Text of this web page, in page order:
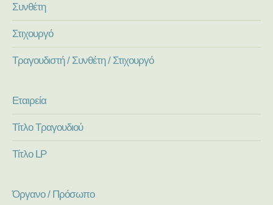
Συνθέτη
Στιχουργό
Τραγουδιστή / Συνθέτη / Στιχουργό
Εταιρεία
Τίτλο Τραγουδιού
Τίτλο LP
Όργανο / Πρόσωπο